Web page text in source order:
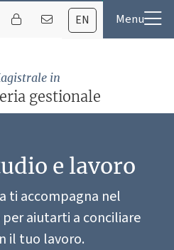
EN
in
gestionale
e lavoro
ti accompagna nel
aiutarti a conciliare
il tuo lavoro.